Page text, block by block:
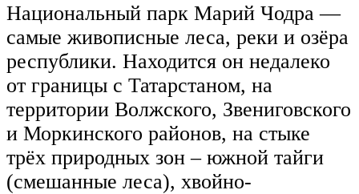
Национальный парк Марий Чодра —
самые живописные леса, реки и озёра
республики. Находится он недалеко
от границы с Татарстаном, на
территории Волжского, Звениговского
и Моркинского районов, на стыке
трёх природных зон – южной тайги
(смешанные леса), хвойно-